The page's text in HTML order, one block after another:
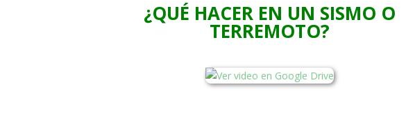
¿QUÉ HACER EN UN SISMO O
TERREMOTO?